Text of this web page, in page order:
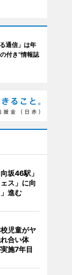
通信」は年
付き”情報誌
坂46駅」
ス」に向
進む
児童がヤ
合い体
施7年目